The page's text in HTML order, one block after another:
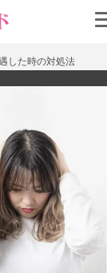
した時の対処法